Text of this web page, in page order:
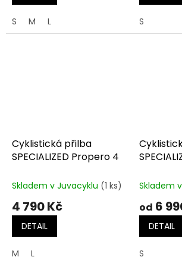
S M L S
Cyklistická přilba
SPECIALIZED Propero 4
Skladem v Juvacyklu (1 ks)
4 790 Kč
DETAIL
M L
Skladem
od 6
DETAIL
S